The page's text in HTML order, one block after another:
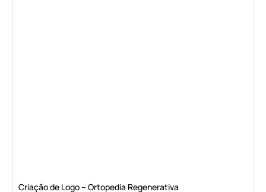
Criação de Logo – Ortopedia Regenerativa